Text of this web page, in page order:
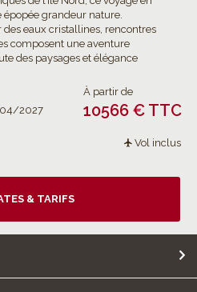
grandeur nature.
eaux cristallines, rencontres
composent une aventure
des paysages et élégance
2027
À partir de
10566 € TTC
Vol inclus
& TARIFS